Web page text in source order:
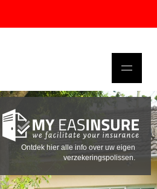
Ontdek hier alle info over uw eigen
verzekeringspolissen.